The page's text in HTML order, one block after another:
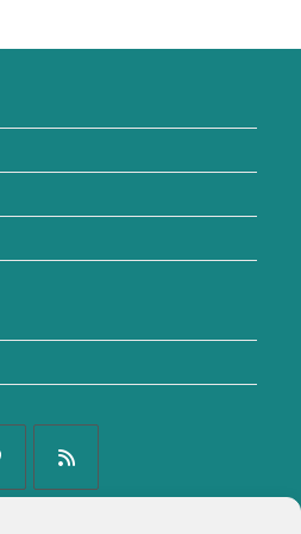
Se